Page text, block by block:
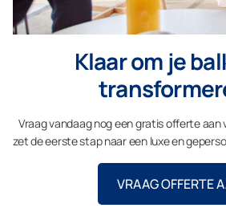
Klaar om je
Vraag vandaag nog een gratis offerte aan
zet de eerste stap naar een luxe en
VRAAG OFFERTE